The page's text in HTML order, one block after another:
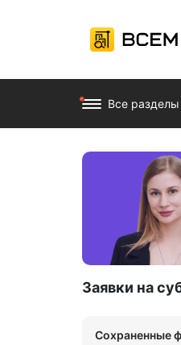
Все разделы
Заявки на
Сохраненные